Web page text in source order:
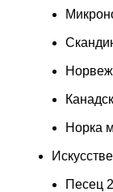
Норка
Песец